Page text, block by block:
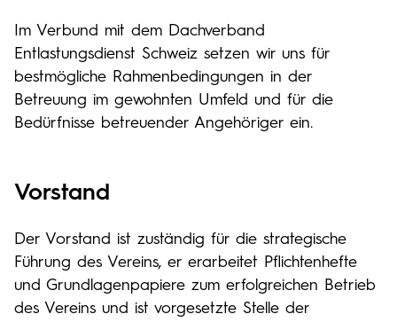
Im Verbund mit dem Dachverband
Entlastungsdienst Schweiz setzen wir uns für
bestmögliche Rahmenbedingungen in der
Betreuung im gewohnten Umfeld und für die
Bedürfnisse betreuender Angehöriger ein.
Vorstand
Der Vorstand ist zuständig für die strategische
Führung des Vereins, er erarbeitet Pflichtenhefte
und Grundlagenpapiere zum erfolgreichen Betrieb
des Vereins und ist vorgesetzte Stelle der